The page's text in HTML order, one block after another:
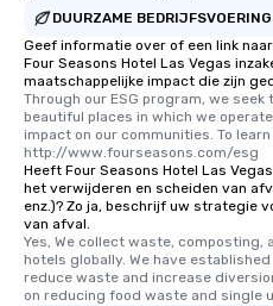
DUURZAME BEDRIJFSVOERING
Geef informatie over of een link
Four Seasons Hotel Las Vegas
maatschappelijke impact die zijn
Through our ESG program, we
beautiful places in which we
impact on our communities. To
http://www.fourseasons.com/esg
Heeft Four Seasons Hotel Las
het verwijderen en scheiden van
enz.)? Zo ja, beschrijf uw strategie
van afval.
Yes, We collect waste,
hotels globally. We have
reduce waste and increase
on reducing food waste and single